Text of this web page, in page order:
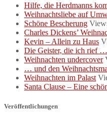
Hilfe, die Herdmanns
Weihnachtsliebe auf
Schöne Bescherung
Charles Dickens’
Kevin – Allein zu Haus
Die Geister, die ich rief …
Weihnachten undercover
… und den
Weihnachten im Palast
Santa Clause – Eine
Veröffentlichungen